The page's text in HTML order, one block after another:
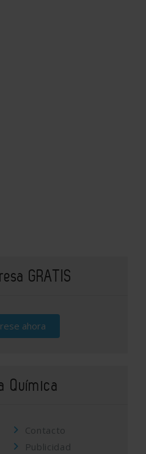
GRATIS
ahora
Química
Contacto
Publicidad